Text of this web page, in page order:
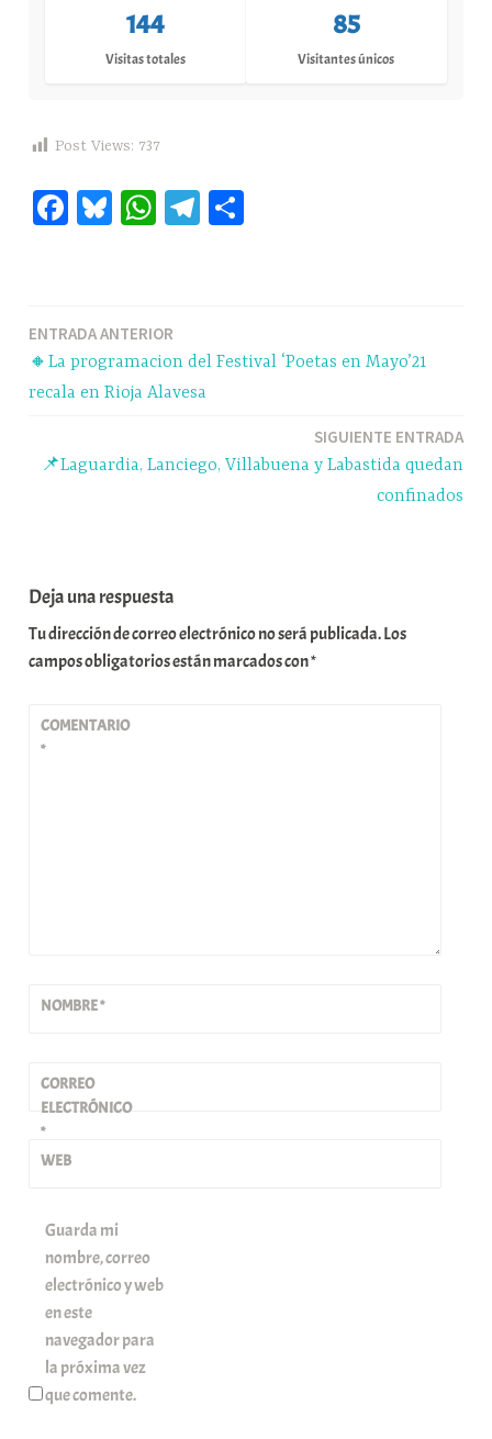
144
Visitas totales
85
Visitantes únicos
Post Views: 737
Fa Bl W
pp
Te
m rti
r
Navegación
ENTRADA ANTERIOR
🔸La programacion del Festival ‘Poetas en Mayo’21
recala en Rioja Alavesa
SIGUIENTE ENTRADA
📌Laguardia, Lanciego, Villabuena y Labastida quedan
confinados
Deja una respuesta
Tu dirección de correo electrónico no será publicada.Los
campos obligatorios están marcados con*
COMENTARIO
*
NOMBRE*
CORREO
ELECTRÓNICO
*
WEB
Guarda mi
nombre, correo
electrónico y web
en este
navegador para
la próxima vez
que comente.